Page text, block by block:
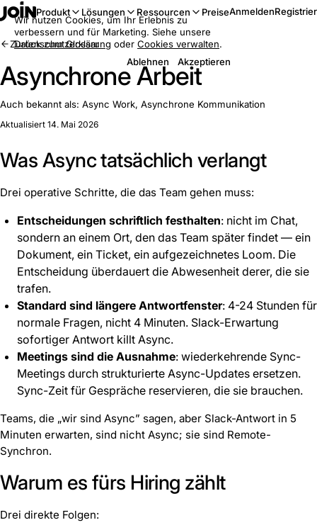
Produkt Lösungen Ressourcen PreiseAnmelden
Zurück zum Glossar
Asynchrone Arbeit
Auch bekannt als: Async Work, Asynchrone Kommunikation
Aktualisiert 14. Mai 2026
Was Async tatsächlich verlangt
Drei operative Schritte, die das Team gehen muss:
Entscheidungen schriftlich festhalten: nicht im Chat,
sondern an einem Ort, den das Team später findet — ein
Dokument, ein Ticket, ein aufgezeichnetes Loom. Die
Entscheidung überdauert die Abwesenheit derer, die sie
trafen.
Standard sind längere Antwortfenster: 4-24 Stunden für
normale Fragen, nicht 4 Minuten. Slack-Erwartung
sofortiger Antwort killt Async.
Meetings sind die Ausnahme: wiederkehrende Sync-
Meetings durch strukturierte Async-Updates ersetzen.
Sync-Zeit für Gespräche reservieren, die sie brauchen.
Teams, die „wir sind Async” sagen, aber Slack-Antwort in 5
Minuten erwarten, sind nicht Async; sie sind Remote-
Synchron.
Warum es fürs Hiring zählt
Drei direkte Folgen:
Wir nutzen Cookies, um Ihr Erlebnis zu
verbessern und für Marketing. Siehe unsere
Datenschutzerklärung oder Cookies verwalten.
Ablehnen
Akzeptieren